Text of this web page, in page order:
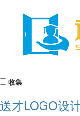
收集
送才LOGO设